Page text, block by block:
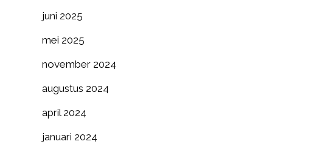
juni 2025
mei 2025
november 2024
augustus 2024
april 2024
januari 2024